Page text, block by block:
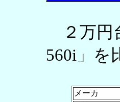
２万円
560i」を
メーカ